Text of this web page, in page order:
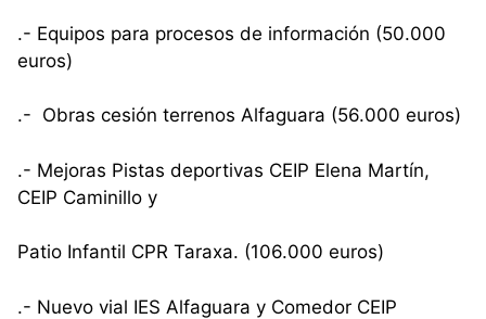
.- Equipos para procesos de información (50.000
euros)
.- Obras cesión terrenos Alfaguara (56.000 euros)
.- Mejoras Pistas deportivas CEIP Elena Martín,
CEIP Caminillo y
Patio Infantil CPR Taraxa. (106.000 euros)
.- Nuevo vial IES Alfaguara y Comedor CEIP